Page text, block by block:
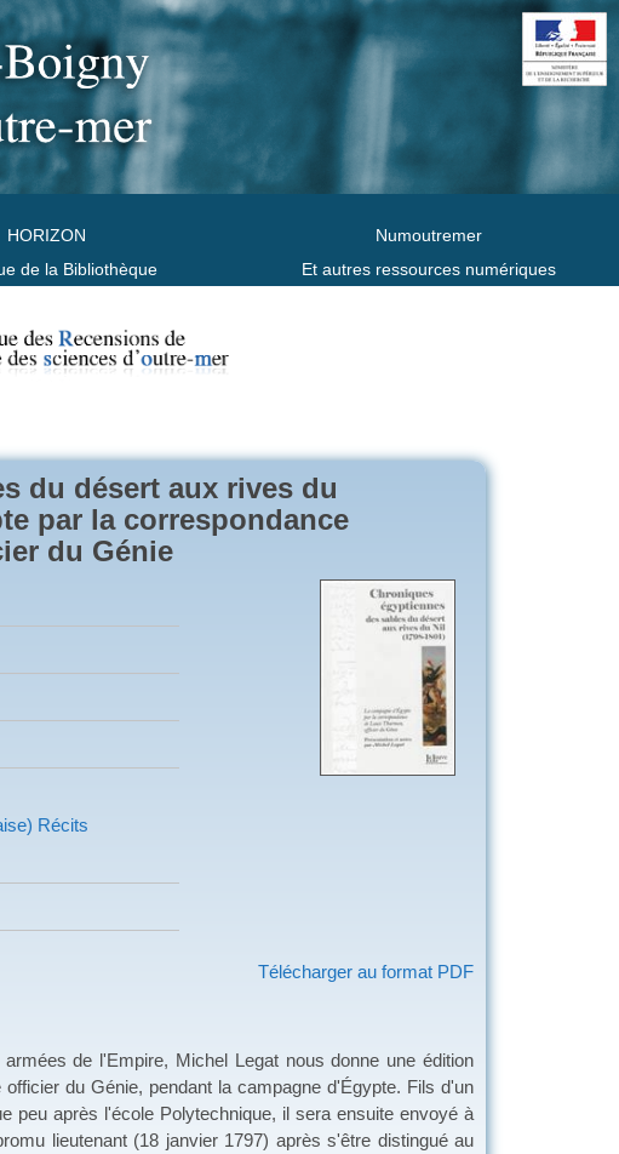
HORIZON
de la Bibliothèque
Numoutremer
Et autres ressources numériques
du désert aux rives du
par la correspondance
du Génie
Récits
Télécharger au format PDF
de l'Empire, Michel Legat nous donne une édition
du Génie, pendant la campagne d'Égypte. Fils d'un
peu après l'école Polytechnique, il sera ensuite envoyé à
lieutenant (18 janvier 1797) après s'être distingué au